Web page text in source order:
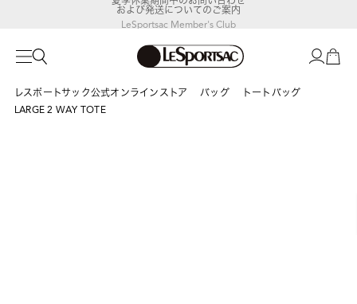
LeSportsac Member's Club
ポイントアップキャンペーン開催中
および発送についてのご案内
レスポートサック公式オンラインストア バッグ
トートバッグ
LARGE 2 WAY TOTE